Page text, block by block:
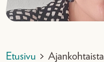
Etusivu > Ajankohtaista